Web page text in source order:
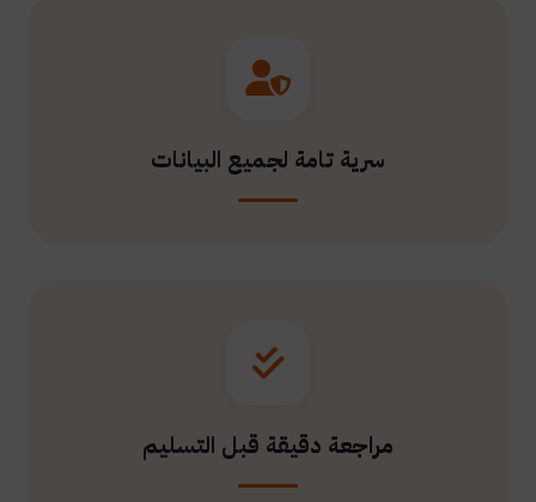
سرية تامة لجميع البيانات
مراجعة دقيقة قبل التسليم